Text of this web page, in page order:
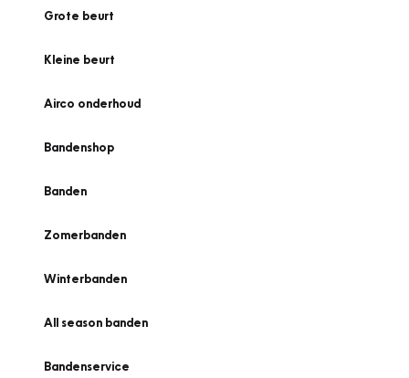
Grote beurt
Kleine beurt
Airco onderhoud
Bandenshop
Banden
Zomerbanden
Winterbanden
All season banden
Bandenservice